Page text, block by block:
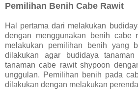
Pemilihan Benih Cabe Rawit
Hal pertama dari melakukan
dengan menggunakan benih cabe
melakukan pemilihan benih yang
dilakukan agar budidaya tanaman
tanaman cabe rawit shypoon
unggulan. Pemilihan benih pada
dilakukan dengan melakukan